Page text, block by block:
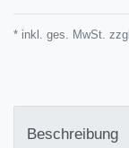
* inkl. ges. MwSt. zzgl.
Beschreibung